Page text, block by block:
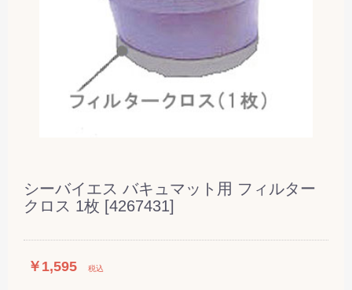
シーバイエス バキュマット用 フィルター
クロス 1枚 [4267431]
￥1,595 税込